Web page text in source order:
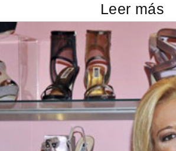
Leer más